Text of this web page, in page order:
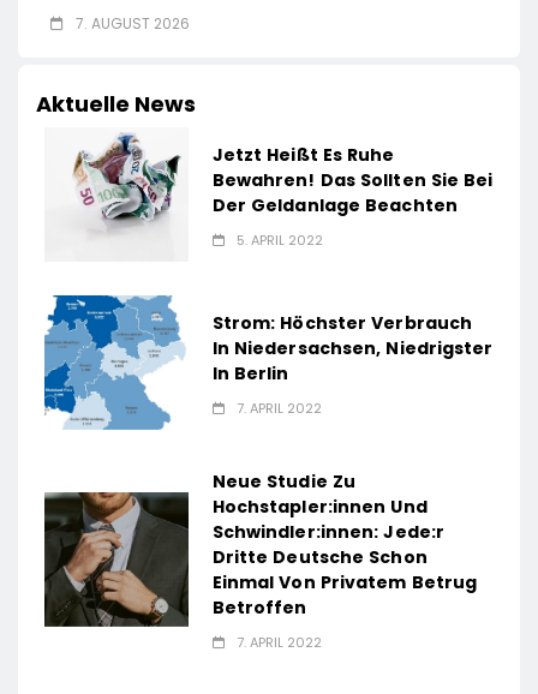
7. AUGUST 2026
Aktuelle News
Jetzt Heißt Es Ruhe
Bewahren! Das Sollten Sie Bei
Der Geldanlage Beachten
5. APRIL 2022
Strom: Höchster Verbrauch
In Niedersachsen, Niedrigster
In Berlin
7. APRIL 2022
Neue Studie Zu
Hochstapler:innen Und
Schwindler:innen: Jede:r
Dritte Deutsche Schon
Einmal Von Privatem Betrug
Betroffen
7. APRIL 2022